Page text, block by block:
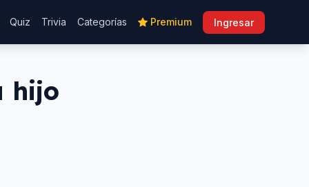
Quiz Trivia Categorías Premium Ingresar
hijo